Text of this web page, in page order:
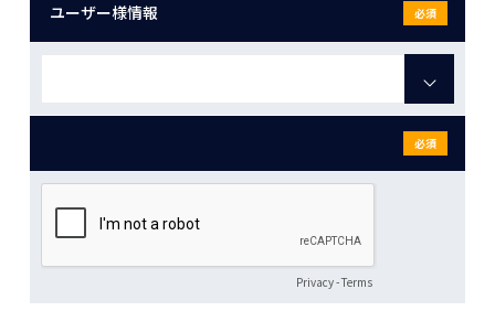
ユーザー様情報 必須
必須
Privacy-Terms